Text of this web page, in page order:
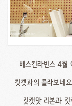
배스킨라빈스 4월
킷캣과의 콜라보네
킷캣맛 리본과